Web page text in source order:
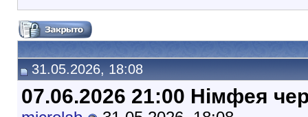
31.05.2026, 18:08
07.06.2026 21:00 Німфея